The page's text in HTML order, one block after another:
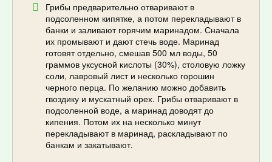
Грибы предварительно отваривают в
подсоленном кипятке, а потом перекладывают в
банки и заливают горячим маринадом. Сначала
их промывают и дают стечь воде. Маринад
готовят отдельно, смешав 500 мл воды, 50
граммов уксусной кислоты (30%), столовую ложку
соли, лавровый лист и несколько горошин
черного перца. По желанию можно добавить
гвоздику и мускатный орех. Грибы отваривают в
подсоленной воде, а маринад доводят до
кипения. Потом их на несколько минут
перекладывают в маринад, раскладывают по
банкам и закатывают.